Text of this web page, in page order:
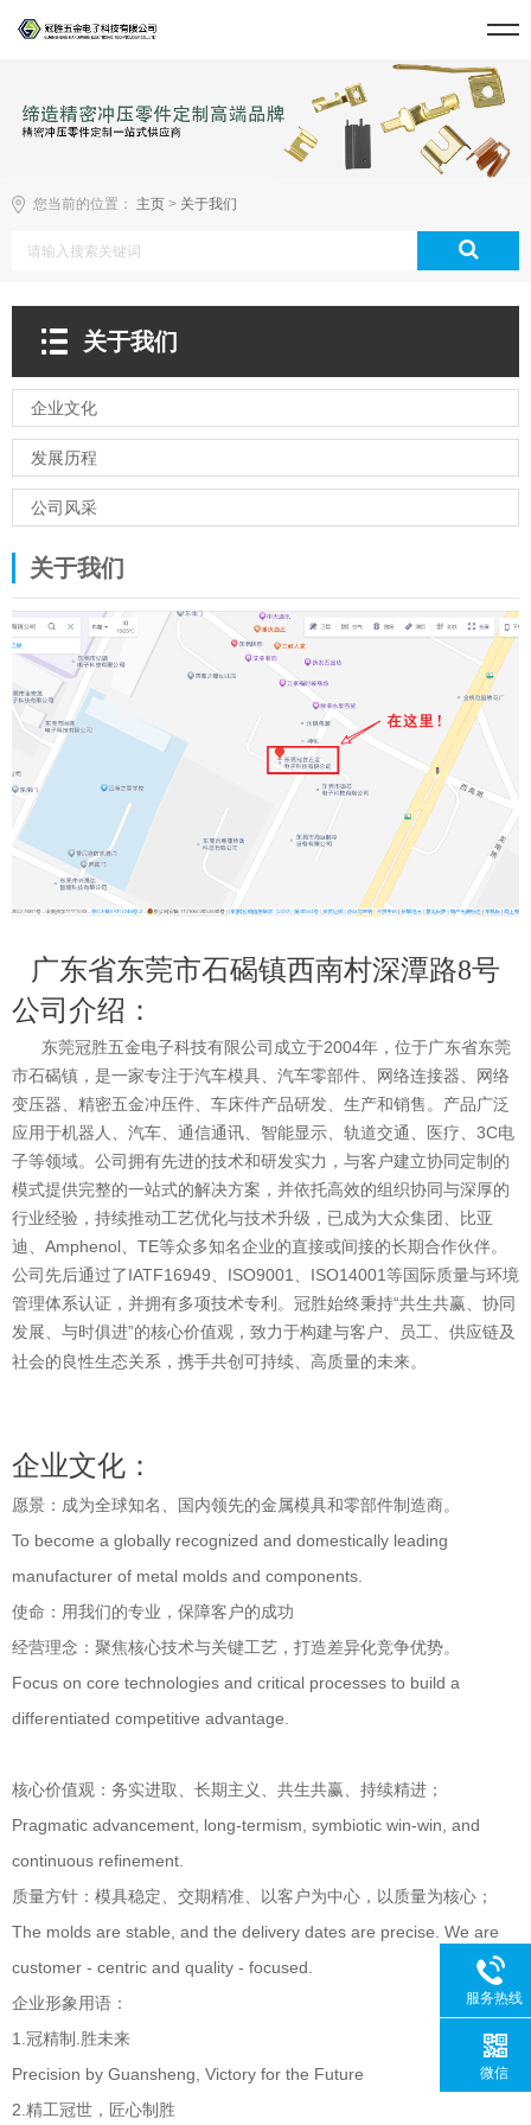
您当前的位置： 主页 > 关于我们
关于我们
企业文化
发展历程
公司风采
关于我们
广东省东莞市石碣镇西南村深潭路8号
公司介绍：
东莞冠胜五金电子科技有限公司成立于2004年，位于广东省东莞
市石碣镇，是一家专注于汽车模具、汽车零部件、网络连接器、网络
变压器、精密五金冲压件、车床件产品研发、生产和销售。产品广泛
应用于机器人、汽车、通信通讯、智能显示、轨道交通、医疗、3C电
子等领域。公司拥有先进的技术和研发实力，与客户建立协同定制的
模式提供完整的一站式的解决方案，并依托高效的组织协同与深厚的
行业经验，持续推动工艺优化与技术升级，已成为大众集团、比亚
迪、Amphenol、TE等众多知名企业的直接或间接的长期合作伙伴。
公司先后通过了IATF16949、ISO9001、ISO14001等国际质量与环境
管理体系认证，并拥有多项技术专利。冠胜始终秉持“共生共赢、协同
发展、与时俱进”的核心价值观，致力于构建与客户、员工、供应链及
社会的良性生态关系，携手共创可持续、高质量的未来。
企业文化：
愿景：成为全球知名、国内领先的金属模具和零部件制造商。
To become a globally recognized and domestically leading
manufacturer of metal molds and components.
使命：用我们的专业，保障客户的成功
经营理念：聚焦核心技术与关键工艺，打造差异化竞争优势。
Focus on core technologies and critical processes to build a
differentiated competitive advantage.
核心价值观：务实进取、长期主义、共生共赢、持续精进；
Pragmatic advancement, long-termism, symbiotic win-win, and
continuous refinement.
质量方针：模具稳定、交期精准、以客户为中心，以质量为核心；
The molds are stable, and the delivery dates are precise. We are
customer - centric and quality - focused.
企业形象用语：
1.冠精制.胜未来
Precision by Guansheng, Victory for the Future
2.精工冠世，匠心制胜
服务热线
微信